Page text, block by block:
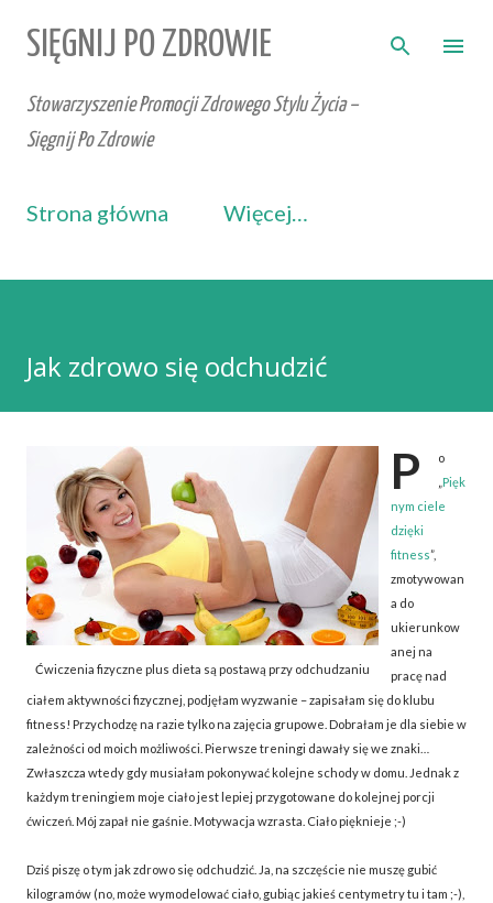
Przejdź do głównej zawartości
SIĘGNIJ PO ZDROWIE
Stowarzyszenie Promocji Zdrowego Stylu Życia –
Sięgnij Po Zdrowie
Strona główna Więcej…
Jak zdrowo się odchudzić
Ćwiczenia fizyczne plus dieta są postawą przy odchudzaniu
P
o
„Pięk
nym ciele
dzięki
fitness”,
zmotywowan
a do
ukierunkow
anej na
pracę nad
ciałem aktywności fizycznej, podjęłam wyzwanie – zapisałam się do klubu
fitness! Przychodzę na razie tylko na zajęcia grupowe. Dobrałam je dla siebie w
zależności od moich możliwości. Pierwsze treningi dawały się we znaki…
Zwłaszcza wtedy gdy musiałam pokonywać kolejne schody w domu. Jednak z
każdym treningiem moje ciało jest lepiej przygotowane do kolejnej porcji
ćwiczeń. Mój zapał nie gaśnie. Motywacja wzrasta. Ciało pięknieje ;-)
Dziś piszę o tym jak zdrowo się odchudzić. Ja, na szczęście nie muszę gubić
kilogramów (no, może wymodelować ciało, gubiąc jakieś centymetry tu i tam ;-),